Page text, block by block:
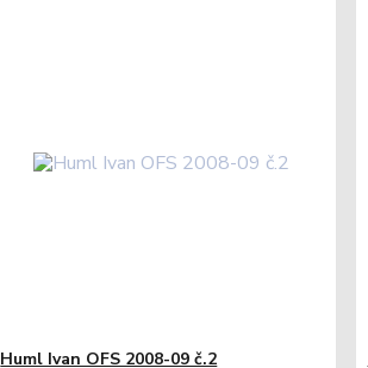
Huml Ivan OFS 2008-09 č.2